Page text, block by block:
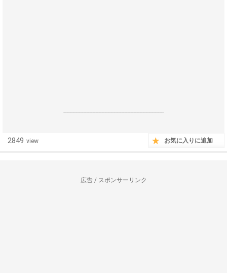
------------------------------------------------------------------
2849 view お気に入りに追加
広告 / スポンサーリンク